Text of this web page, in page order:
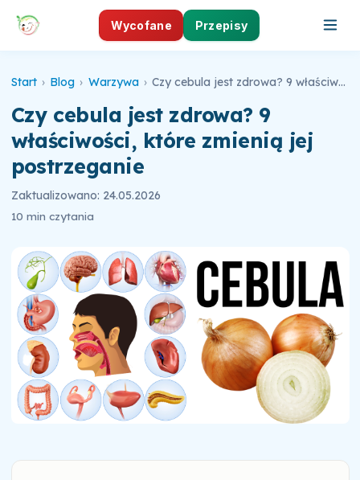
Wycofane Przepisy
Start › Blog › Warzywa › Czy cebula jest zdrowa? 9 właściwości, które zmienią jej postrzeganie
Czy cebula jest zdrowa? 9
właściwości, które zmienią jej
postrzeganie
Zaktualizowano: 24.05.2026
10 min czytania